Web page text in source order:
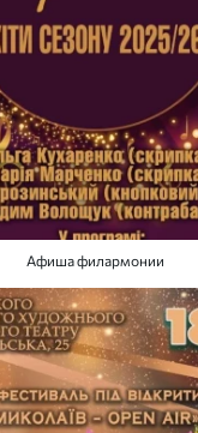
Афиша филармонии